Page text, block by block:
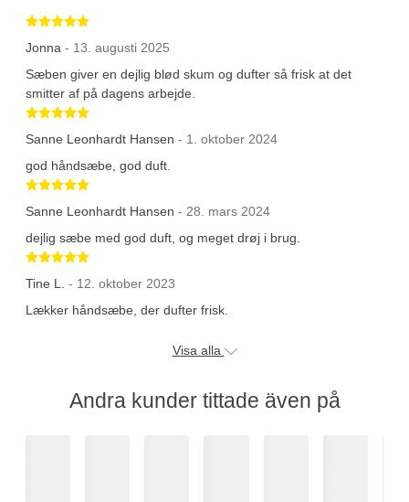
Betygsatt 5 av 5 stjärnor
Jonna - 13. augusti 2025
Sæben giver en dejlig blød skum og dufter så frisk at det
smitter af på dagens arbejde.
Betygsatt 5 av 5 stjärnor
Sanne Leonhardt Hansen - 1. oktober 2024
god håndsæbe, god duft.
Betygsatt 5 av 5 stjärnor
Sanne Leonhardt Hansen - 28. mars 2024
dejlig sæbe med god duft, og meget drøj i brug.
Betygsatt 5 av 5 stjärnor
Tine L.
- 12. oktober 2023
Lækker håndsæbe, der dufter frisk.
Visa alla
Andra kunder tittade även på